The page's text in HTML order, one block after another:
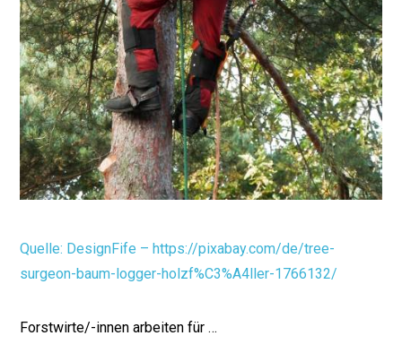
Quelle: DesignFife – https://pixabay.com/de/tree-
surgeon-baum-logger-holzf%C3%A4ller-1766132/
Forstwirte/-innen arbeiten für …